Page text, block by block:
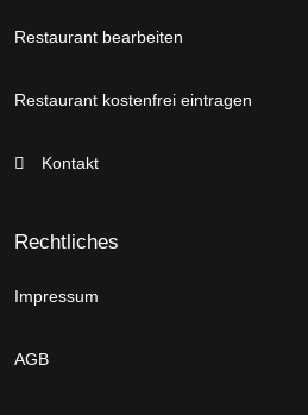
Restaurant bearbeiten
Restaurant kostenfrei eintragen
Kontakt
Rechtliches
Impressum
AGB